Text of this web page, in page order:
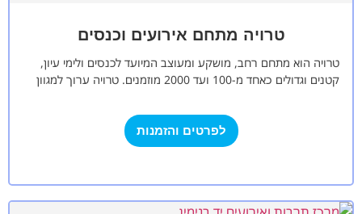
טרויה מתחם אירועים וכנסים
טרויה הוא מתחם רחב, מושקע ומעוצב המיועד לכנסים ולימי עיון,
קטנים וגדולים כאחד מ-100 ועד 2000 מוזמנים. טרויה ערוך למגוון
לפרטים והזמנות